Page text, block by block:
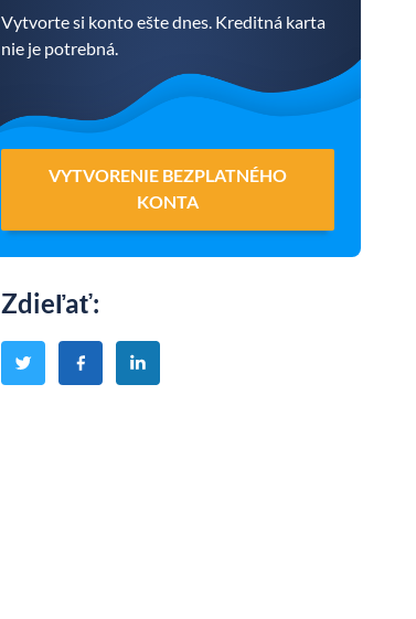
Vytvorte si konto ešte dnes. Kreditná karta
nie je potrebná.
VYTVORENIE BEZPLATNÉHO
KONTA
Zdieľať: